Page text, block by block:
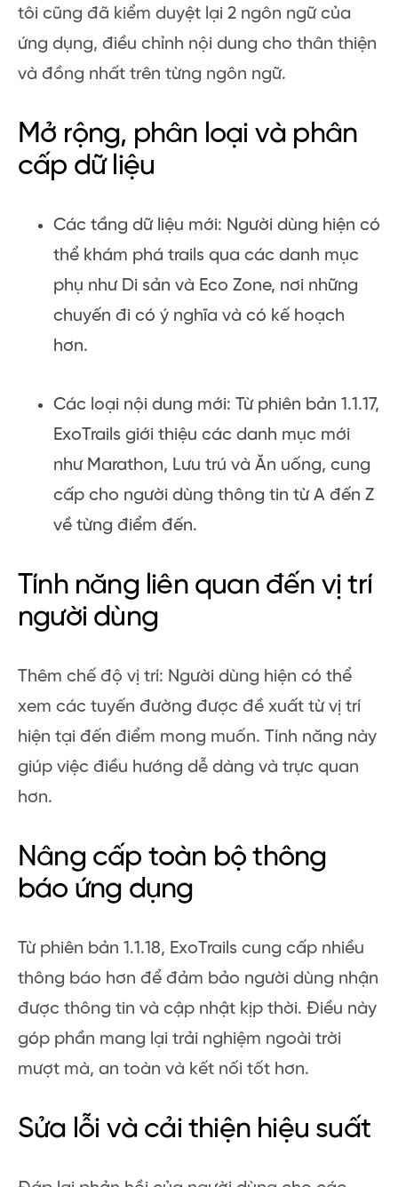
tôi cũng đã kiểm duyệt lại 2 ngôn ngữ của
ứng dụng, điều chỉnh nội dung cho thân thiện
và đồng nhất trên từng ngôn ngữ.
Mở rộng, phân loại và phân
cấp dữ liệu
Các tầng dữ liệu mới: Người dùng hiện có
thể khám phá trails qua các danh mục
phụ như Di sản và Eco Zone, nơi những
chuyến đi có ý nghĩa và có kế hoạch
hơn.
Các loại nội dung mới: Từ phiên bản 1.1.17,
ExoTrails giới thiệu các danh mục mới
như Marathon, Lưu trú và Ăn uống, cung
cấp cho người dùng thông tin từ A đến Z
về từng điểm đến.
Tính năng liên quan đến vị trí
người dùng
Thêm chế độ vị trí: Người dùng hiện có thể
xem các tuyến đường được đề xuất từ ​​vị trí
hiện tại đến điểm mong muốn. Tính năng này
giúp việc điều hướng dễ dàng và trực quan
hơn.
Nâng cấp toàn bộ thông
báo ứng dụng
Từ phiên bản 1.1.18, ExoTrails cung cấp nhiều
thông báo hơn để đảm bảo người dùng nhận
được thông tin và cập nhật kịp thời. Điều này
góp phần mang lại trải nghiệm ngoài trời
mượt mà, an toàn và kết nối tốt hơn.
Sửa lỗi và cải thiện hiệu suất